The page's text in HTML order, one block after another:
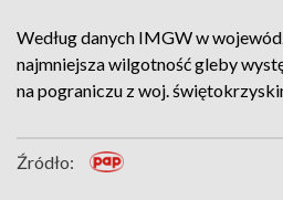
Według danych IMGW w
najmniejsza wilgotność gleby
na pograniczu z woj.
Źródło: